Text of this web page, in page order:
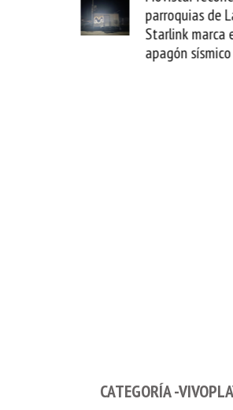
satelital
transforma tus
oficinas de alta
CATEGORÍA -